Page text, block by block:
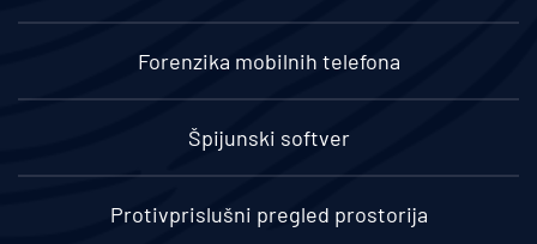
Forenzika mobilnih telefona
Špijunski softver
Protivprislušni pregled prostorija